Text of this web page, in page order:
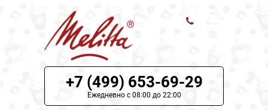
ЦЕНЫ НА РЕМОНТ
О СЕРВИСЕ
+7 (499) 653-69-29
Ежедневно с 08:00 до 22:00